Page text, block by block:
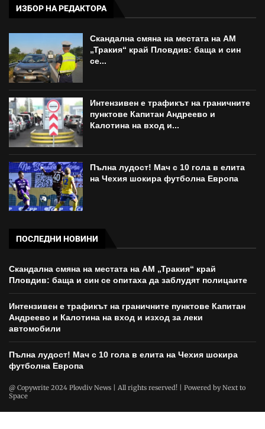
ИЗБОР НА РЕДАКТОРА
Скандална смяна на местата на АМ
„Тракия“ край Пловдив: баща и син
се...
Интензивен е трафикът на граничните
пунктове Капитан Андреево и
Калотина на вход и...
Пълна лудост! Мач с 10 гола в елита
на Чехия шокира футболна Европа
ПОСЛЕДНИ НОВИНИ
Скандална смяна на местата на АМ „Тракия“ край
Пловдив: баща и син се опитаха да заблудят полицаите
Интензивен е трафикът на граничните пунктове Капитан
Андреево и Калотина на вход и изход за леки
автомобили
Пълна лудост! Мач с 10 гола в елита на Чехия шокира
футболна Европа
@ Copywrite 2024 Plovdiv News | All rights reserved! | Powered byNext to
Space